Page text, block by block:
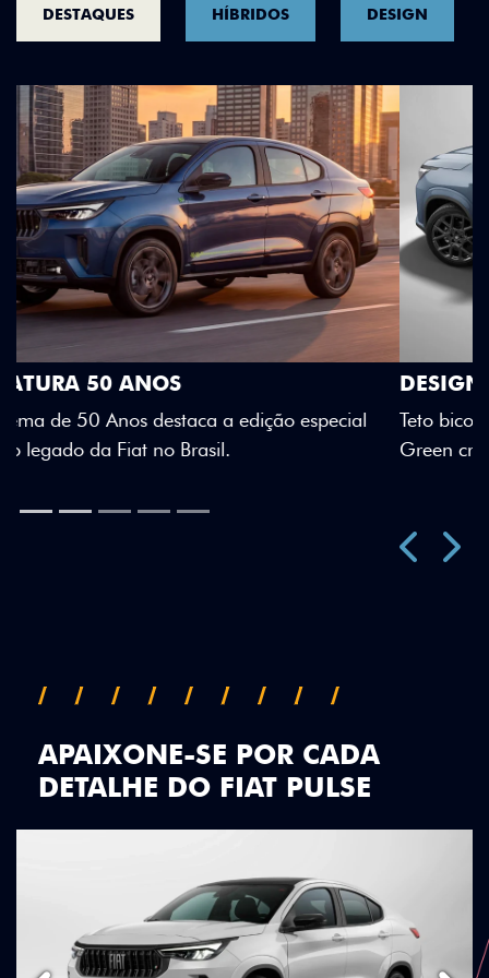
DESTAQUES HÍBRIDOS DESIGN
DESIGN QUE SE DESTACA
Teto bicolor, adesivos estilizados e detalhes em Citrus
Green criam uma identidade visual única.
APAIXONE-SE POR CADA
DETALHE DO FIAT PULSE